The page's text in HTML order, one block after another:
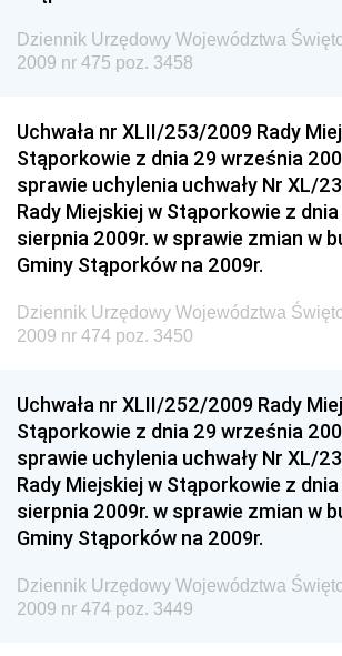
Dziennik Urzędowy Prezesa Urzędu
Kolejowego
Technologii
Dziennik Urzędowy Ministra
Dziennik Urzędowy Naczelnego
Państwowych
Dziennik Urzędowy Ministra
Dziennik Urzędowy Ministra Klimatu
Dziennik Urzędowy Ministra
Regionalnej
Dziennik Urzędowy Ministra Aktywów
Dziennik Urzędowy Ministra Zdrowia
Dziennik Urzędowy Ministra
Dziennik Urzędowy Ministra Klimatu i
Dziennik Urzędowy Województwa
2009 nr 475 poz. 3458
Uchwała nr XLII/253/2009 Rady
Stąporkowie z dnia 29 września
sprawie uchylenia uchwały Nr XL/
Rady Miejskiej w Stąporkowie z
sierpnia 2009r. w sprawie zmian w
Gminy Stąporków na 2009r.
Dziennik Urzędowy Województwa
2009 nr 474 poz. 3450
Uchwała nr XLII/252/2009 Rady
Stąporkowie z dnia 29 września
sprawie uchylenia uchwały Nr XL/
Rady Miejskiej w Stąporkowie z
sierpnia 2009r. w sprawie zmian w
Gminy Stąporków na 2009r.
Dziennik Urzędowy Województwa
2009 nr 474 poz. 3449